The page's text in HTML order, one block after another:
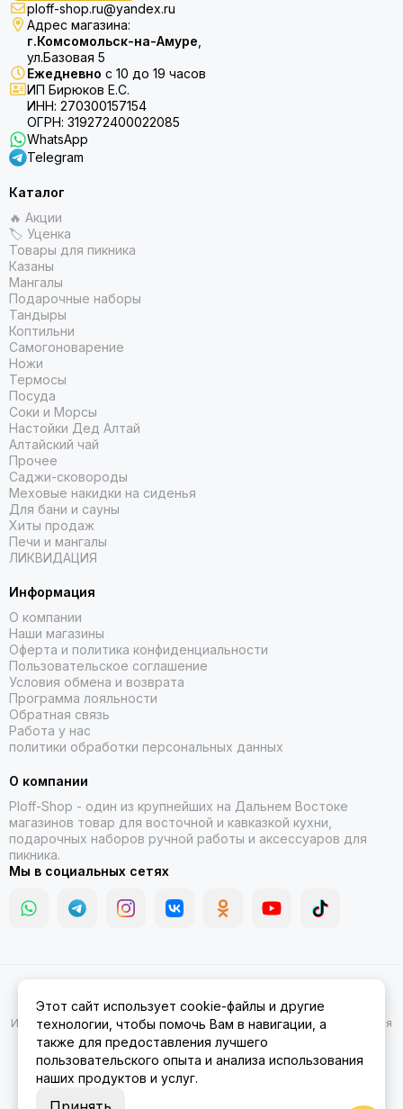
ploff-shop.ru@yandex.ru
Адрес магазина:
г.Комсомольск-на-Амуре
ул.Базовая 5
Ежедневно с 10 до 19 часов
ИП Бирюков Е.С.
ИНН: 270300157154
ОГРН: 319272400022085
WhatsApp
Telegram
Каталог
🔥 Акции
🏷 Уценка
Товары для пикника
Казаны
Мангалы
Подарочные наборы
Тандыры
Коптильни
Самогоноварение
Ножи
Термосы
Посуда
Соки и Морсы
Настойки Дед Алтай
Алтайский чай
Прочее
Саджи-сковороды
Меховые накидки на сиденья
Для бани и сауны
Хиты продаж
Печи и мангалы
ЛИКВИДАЦИЯ
Информация
О компании
Наши магазины
Оферта и политика конфиденциальности
Пользовательское соглашение
Условия обмена и возврата
Программа лояльности
Обратная связь
Работа у нас
политики обработки персональных данных
О компании
Ploff-Shop - один из крупнейших на Дальнем Востоке
магазинов товар для восточной и кавказкой кухни,
подарочных наборов ручной работы и аксессуаров для
пикника.
Мы в социальных сетях
Амуре.Карта сайта
Информация на сайте носит ознакомительный характер и не является
публичной офертой.
Этот сайт использует cookie-файлы и другие
технологии, чтобы помочь Вам в навигации, а
также для предоставления лучшего
пользовательского опыта и анализа использования
наших продуктов и услуг.